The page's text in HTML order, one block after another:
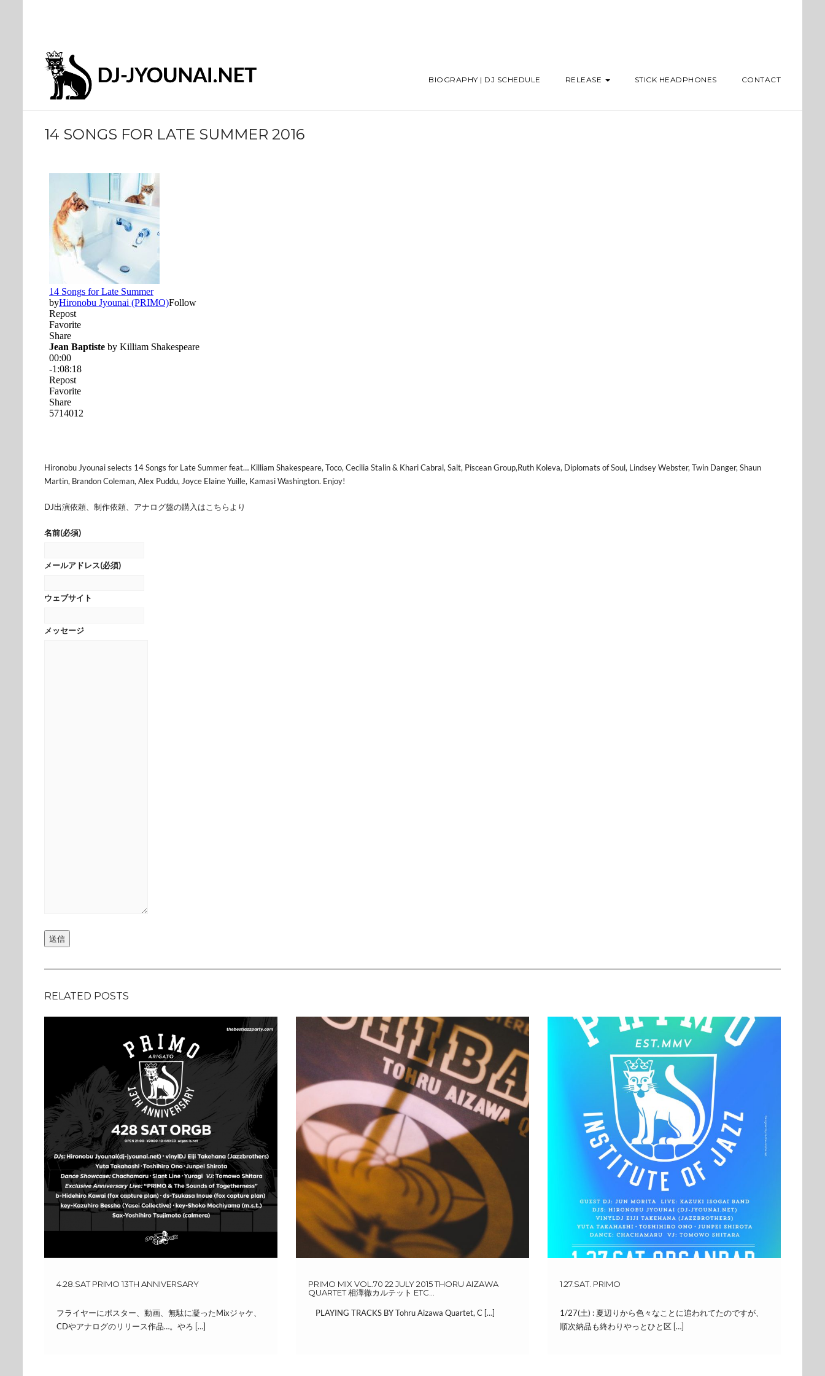
BIOGRAPHY | DJ SCHEDULE RELEASE STICK HEADPHONES CONTACT
14 SONGS FOR LATE SUMMER 2016
Hironobu Jyounai selects 14 Songs for Late Summer feat… Killiam Shakespeare, Toco, Cecilia Stalin & Khari Cabral, Salt, Piscean Group,Ruth Koleva, Diplomats of Soul, Lindsey Webster, Twin Danger, Shaun
Martin, Brandon Coleman, Alex Puddu, Joyce Elaine Yuille, Kamasi Washington. Enjoy!
DJ出演依頼、制作依頼、アナログ盤の購入はこちらより
名前(必須)
メールアドレス(必須)
ウェブサイト
メッセージ
送信
RELATED POSTS
4.28.SAT PRIMO 13TH ANNIVERSARY
フライヤーにポスター、動画、無駄に凝ったMixジャケ、
CDやアナログのリリース作品…。やろ […]
PRIMO MIX VOL.70 22 JULY 2015 THORU AIZAWA
QUARTET 相澤徹カルテット ETC…
PLAYING TRACKS BY Tohru Aizawa Quartet, C […]
1.27.SAT. PRIMO
1/27(土) : 夏辺りから色々なことに追われてたのですが、
順次納品も終わりやっとひと区 […]